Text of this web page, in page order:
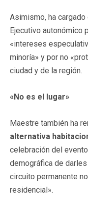
Asimismo, ha cargado
Ejecutivo autonómico
«intereses
minoría» y por no
ciudad y de la región.
«No es el lugar»
Maestre también ha
alternativa
celebración del
demográfica de darles
circuito permanente
residencial».